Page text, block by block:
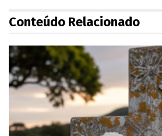
Conteúdo Relacionado